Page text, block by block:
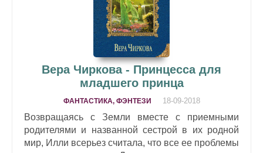
Вера Чиркова - Принцесса для
младшего принца
ФАНТАСТИКА, ФЭНТЕЗИ 18-09-2018
Возвращаясь с Земли вместе с приемными
родителями и названной сестрой в их родной
мир, Илли всерьез считала, что все ее проблемы